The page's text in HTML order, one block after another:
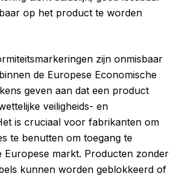
op het product te worden
zijn onmisbaar
de Europese Economische
geven aan dat een product
veiligheids- en
is cruciaal voor fabrikanten om
te benutten om toegang te
Europese markt. Producten zonder
kunnen worden geblokkeerd of